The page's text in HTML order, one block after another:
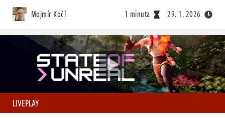
Mojmír Kočí 1 minuta 29. 1. 2026
LIVEPLAY